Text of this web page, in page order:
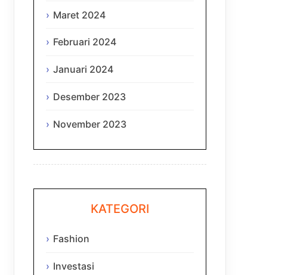
Maret 2024
Februari 2024
Januari 2024
Desember 2023
November 2023
KATEGORI
Fashion
Investasi